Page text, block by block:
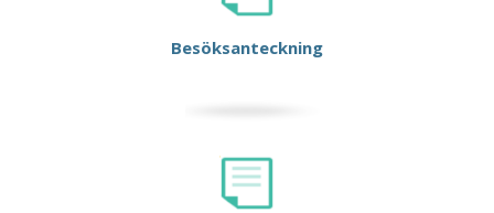
Besöksanteckning